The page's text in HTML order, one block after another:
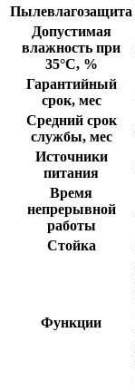
Пылевлагозащита
Допустимая
влажность при
35°С, %
Гарантийный
срок, мес
Средний срок
службы, мес
Источники
питания
Время
непрерывной
работы
Стойка
Функции